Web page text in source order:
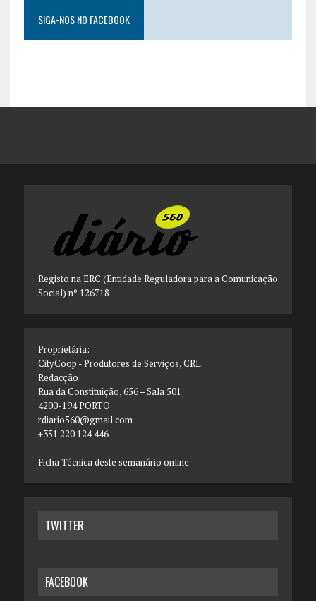
SIGA-NOS NO FACEBOOK
Registo na ERC (Entidade Reguladora para a Comunicação
Social) nº 126718
Proprietária:
CityCoop - Produtores de Serviços, CRL
Redacção:
Rua da Constituição, 656 – Sala 501
4200-194 PORTO
rdiario560@gmail.com
+351 220 124 446
Ficha Técnica deste semanário online
TWITTER
FACEBOOK